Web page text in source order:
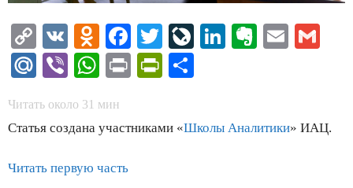
Copy
Link
VK Odnoklassniki
Facebook
TwitterLiveJournal
LinkedIn
Evernote
Email
Mail.Ru
ViberWhatsApp
PrintPrintFriendly
Читать около 31 мин
Статья создана участниками «Школы Аналитики» ИАЦ.
Читать первую часть